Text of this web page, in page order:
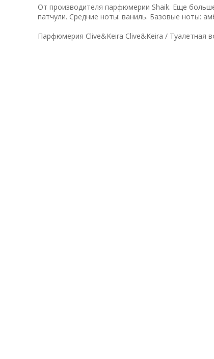
От производителя парфюмерии Shaik. Еще
патчули. Средние ноты: ваниль. Базовые ноты:
Парфюмерия Clive&Keira Clive&Keira / Туалетная